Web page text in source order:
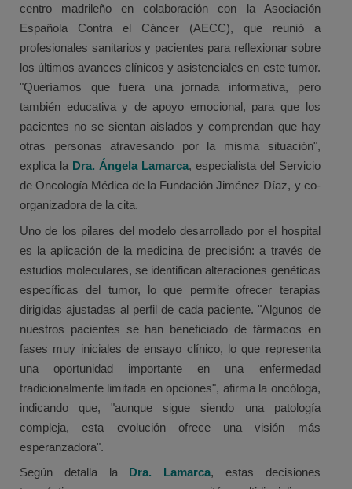
centro madrileño en colaboración con la Asociación
Española Contra el Cáncer (AECC), que reunió a
profesionales sanitarios y pacientes para reflexionar sobre
los últimos avances clínicos y asistenciales en este tumor.
"Queríamos que fuera una jornada informativa, pero
también educativa y de apoyo emocional, para que los
pacientes no se sientan aislados y comprendan que hay
otras personas atravesando por la misma situación",
explica la Dra. Ángela Lamarca, especialista del Servicio
de Oncología Médica de la Fundación Jiménez Díaz, y co-
organizadora de la cita.
Uno de los pilares del modelo desarrollado por el hospital
es la aplicación de la medicina de precisión: a través de
estudios moleculares, se identifican alteraciones genéticas
específicas del tumor, lo que permite ofrecer terapias
dirigidas ajustadas al perfil de cada paciente. "Algunos de
nuestros pacientes se han beneficiado de fármacos en
fases muy iniciales de ensayo clínico, lo que representa
una oportunidad importante en una enfermedad
tradicionalmente limitada en opciones", afirma la oncóloga,
indicando que, "aunque sigue siendo una patología
compleja, esta evolución ofrece una visión más
esperanzadora".
Según detalla la Dra. Lamarca, estas decisiones